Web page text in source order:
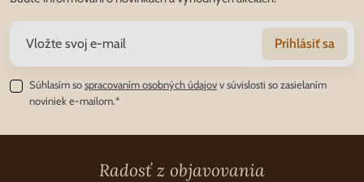
Prihlásiť sa
Súhlasím sospracovaním osobných údajovv súvislosti so zasielaním
noviniek e-mailom.*
Radosť z objavovania